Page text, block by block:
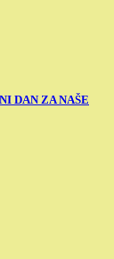
DAN ZA NAŠE